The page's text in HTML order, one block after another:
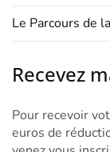
Le Parcours de
Recevez
Pour recevoir
euros de